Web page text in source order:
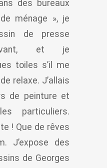
des bureaux
ménage », je
de presse
et je
toiles s’il me
relaxe. J’allais
de peinture et
particuliers.
! Que de rêves
J’expose des
de Georges